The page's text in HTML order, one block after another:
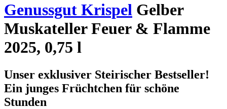
Genussgut Krispel Gelber
Muskateller Feuer & Flamme
2025, 0,75 l
Unser exklusiver Steirischer Bestseller!
Ein junges Früchtchen für schöne
Stunden